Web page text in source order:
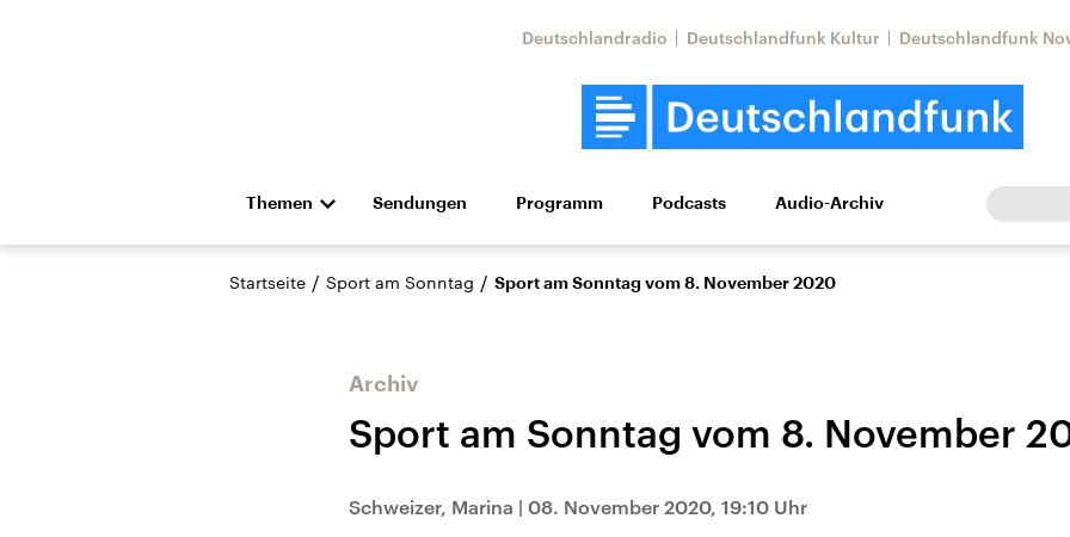
Deutschlandradio Deutschlandfunk Kultur Deutschlandfunk
Themen
Die Nachrichten Politik Wirtschaft Wissen Kultur Europa
Hörspiel und Feature Musik
Landtagswahl Sachsen-
Anhalt 2026
USA
Aktuelle Beiträge,
Nahostkonflikt
Aktuelle Lage und
Sendungen Programm Podcasts Audio-Archiv
Startseite / Sport am Sonntag / Sport am Sonntag vom 8. November 2020
Archiv
Sport am Sonntag vom 8. November
Schweizer, Marina | 08. November 2020, 19:10 Uhr